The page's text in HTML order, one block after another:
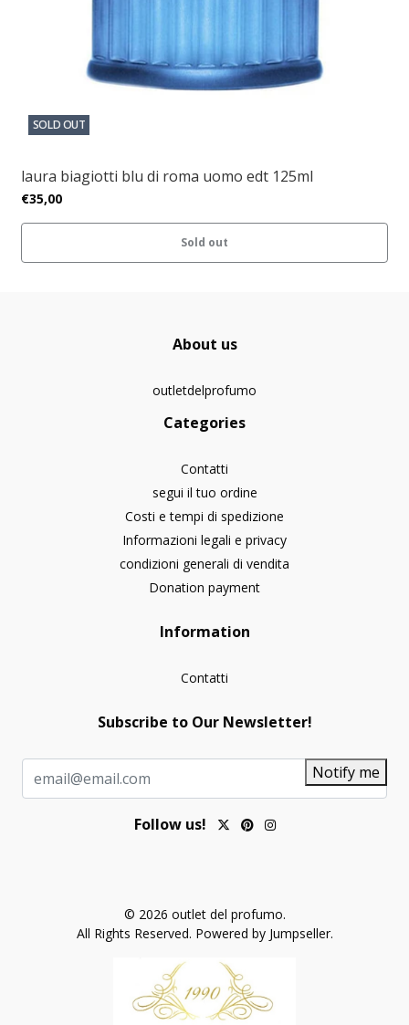
SOLD OUT
laura biagiotti blu di roma uomo edt 125ml
€35,00
Sold out
About us
outletdelprofumo
Categories
Contatti
segui il tuo ordine
Costi e tempi di spedizione
Informazioni legali e privacy
condizioni generali di vendita
Donation payment
Information
Contatti
Subscribe to Our Newsletter!
Notify me
Follow us!
© 2026 outlet del profumo.
All Rights Reserved. Powered by Jumpseller.